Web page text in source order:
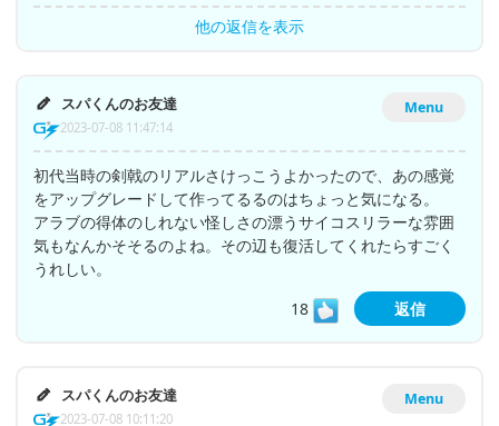
他の返信を表示
Menu
スパくんのお友達
2023-07-08 11:47:14
初代当時の剣戟のリアルさけっこうよかったので、あの感覚
をアップグレードして作ってるるのはちょっと気になる。
アラブの得体のしれない怪しさの漂うサイコスリラーな雰囲
気もなんかそそるのよね。その辺も復活してくれたらすごく
うれしい。
18
返信
Menu
スパくんのお友達
2023-07-08 10:11:20